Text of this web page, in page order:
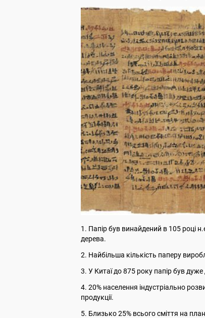
1. Папір був винайдений в 105 році
дерева.
2. Найбільша кількість паперу
3. У Китаї до 875 року папір був дуже
4. 20% населення індустріально
продукції.
5. Близько 25% всього сміття на